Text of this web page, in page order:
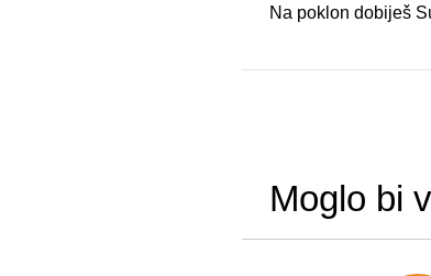
Na poklon dobiješ
Moglo bi